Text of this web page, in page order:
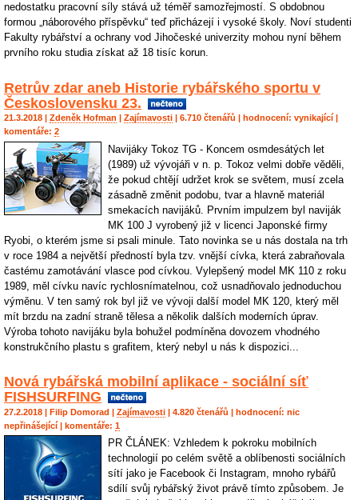
nedostatku pracovní síly stává už téměř samozřejmostí. S obdobnou
formou „náborového příspěvku“ teď přicházejí i vysoké školy. Noví studenti
Fakulty rybářství a ochrany vod Jihočeské univerzity mohou nyní během
prvního roku studia získat až 18 tisíc korun.
Retrův zdar aneb Historie rybářského sportu v
Československu 23.
21.3.2018 | Zdeněk Hofman Zajímavosti | 6.710 čtenářů | hodnocení: vynikající
komentáře: 2
Navijáky Tokoz TG - Koncem osmdesátých let
(1989) už vývojáři v n. p. Tokoz velmi dobře věděli,
že pokud chtějí udržet krok se světem, musí zcela
zásadně změnit podobu, tvar a hlavně materiál
smekacích navijáků. Prvním impulzem byl naviják
MK 100 J vyrobený již v licenci Japonské firmy
Ryobi, o kterém jsme si psali minule. Tato novinka se u nás dostala na trh
v roce 1984 a největší předností byla tzv. vnější cívka, která zabraňovala
častému zamotávání vlasce pod cívkou. Vylepšený model MK 110 z roku
1989, měl cívku navíc rychlosnímatelnou, což usnadňovalo jednoduchou
výměnu. V ten samý rok byl již ve vývoji další model MK 120, který měl
mít brzdu na zadní straně tělesa a několik dalších moderních úprav.
Výroba tohoto navijáku byla bohužel podmíněna dovozem vhodného
konstrukčního plastu s grafitem, který nebyl u nás k dispozici...
Nová rybářská mobilní aplikace - sociální síť
FISHSURFING
27.2.2018 | Filip Domorad | Zajímavosti | 4.820 čtenářů | hodnocení: nic
nepřinášející | komentáře: 1
PR ČLÁNEK: Vzhledem k pokroku mobilních
technologií po celém světě a oblíbenosti sociálních
sítí jako je Facebook či Instagram, mnoho rybářů
sdílí svůj rybářský život právě tímto způsobem. Je